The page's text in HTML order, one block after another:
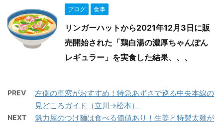
ブログ 食事
リンガーハットから2021年12月3日に販
売開始された「鶏白湯の濃厚ちゃんぽん
レギュラー」を実食した結果、、、
PREV
左側の車窓がおすすめ！特急あずさで巡る中央本線の
見どころガイド（立川→松本）
NEXT
魁力屋のつけ麺は食べる価値あり！生姜と特製太麺が